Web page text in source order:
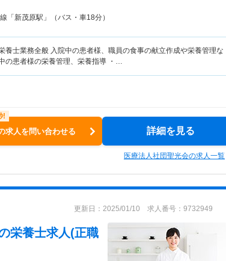
「新茂原駅」（バス・車18分）
養士業務全般 入院中の患者様、職員の食事の献立作成や栄養管理な
の患者様の栄養管理、栄養指導 ・…
求人を問い合わせる 詳細を見る
医療法人社団聖光会の求人一覧
更新日：2025/01/10 求人番号：9732949
栄養士求人(正職